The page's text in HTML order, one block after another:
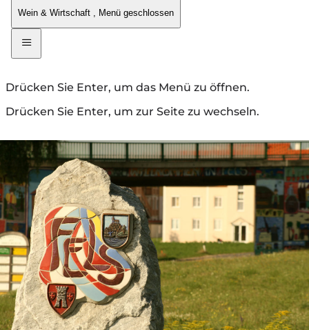
Wein & Wirtschaft , Menü geschlossen
Drücken Sie Enter, um das Menü zu öffnen.
Drücken Sie Enter, um zur Seite zu wechseln.